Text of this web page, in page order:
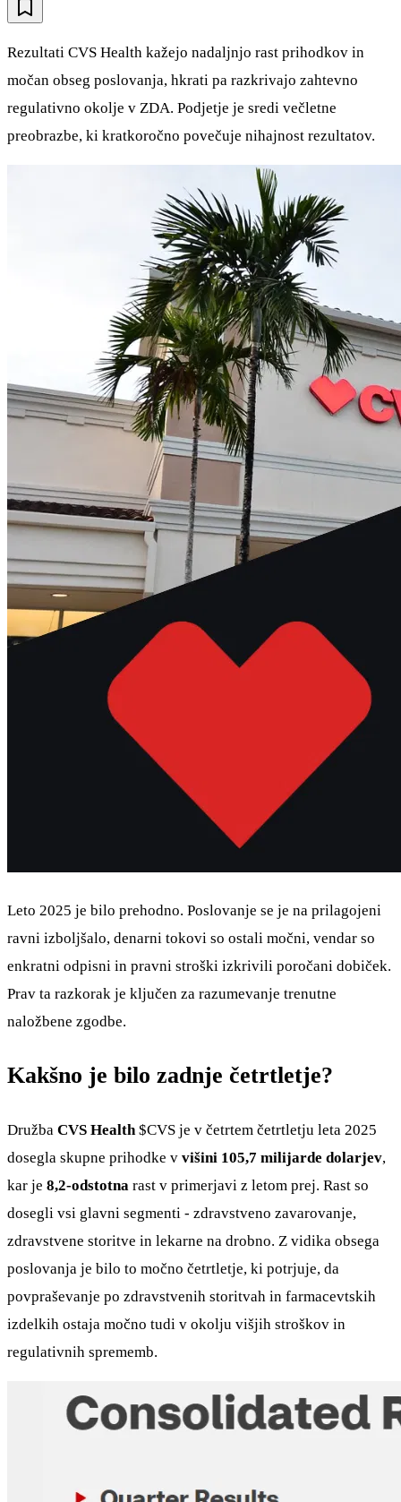
Rezultati CVS Health kažejo nadaljnjo rast prihodkov in
močan obseg poslovanja, hkrati pa razkrivajo zahtevno
regulativno okolje v ZDA. Podjetje je sredi večletne
preobrazbe, ki kratkoročno povečuje nihajnost rezultatov.
Leto 2025 je bilo prehodno. Poslovanje se je na prilagojeni
ravni izboljšalo, denarni tokovi so ostali močni, vendar so
enkratni odpisni in pravni stroški izkrivili poročani dobiček.
Prav ta razkorak je ključen za razumevanje trenutne
naložbene zgodbe.
Kakšno je bilo zadnje četrtletje?
Družba CVS Health $CVS je v četrtem četrtletju leta 2025
dosegla skupne prihodke v višini 105,7 milijarde dolarjev,
kar je 8,2-odstotna rast v primerjavi z letom prej. Rast so
dosegli vsi glavni segmenti - zdravstveno zavarovanje,
zdravstvene storitve in lekarne na drobno. Z vidika obsega
poslovanja je bilo to močno četrtletje, ki potrjuje, da
povpraševanje po zdravstvenih storitvah in farmacevtskih
izdelkih ostaja močno tudi v okolju višjih stroškov in
regulativnih sprememb.